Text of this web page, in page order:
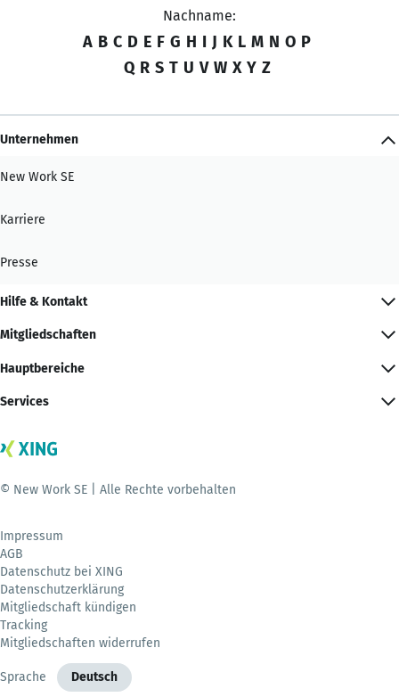
Nachname:
A B C D E F G H I J K L M N O P
Q R S T U V W X Y Z
Unternehmen
New Work SE
Karriere
Presse
Hilfe & Kontakt
Mitgliedschaften
Hauptbereiche
Services
© New Work SE | Alle Rechte vorbehalten
Impressum
AGB
Datenschutz bei XING
Datenschutzerklärung
Mitgliedschaft kündigen
Tracking
Mitgliedschaften widerrufen
Sprache Deutsch